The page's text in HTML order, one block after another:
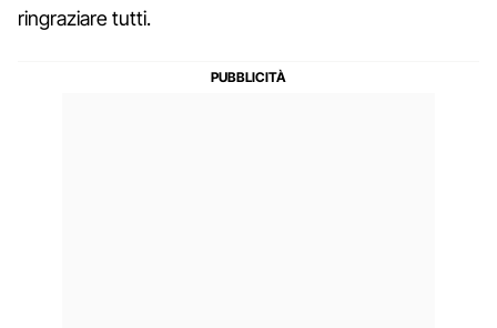
ringraziare tutti.